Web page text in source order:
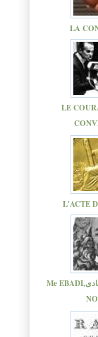
LA
LE
L'ACTE
Me EBADI,شیرین عبادی , PRIX